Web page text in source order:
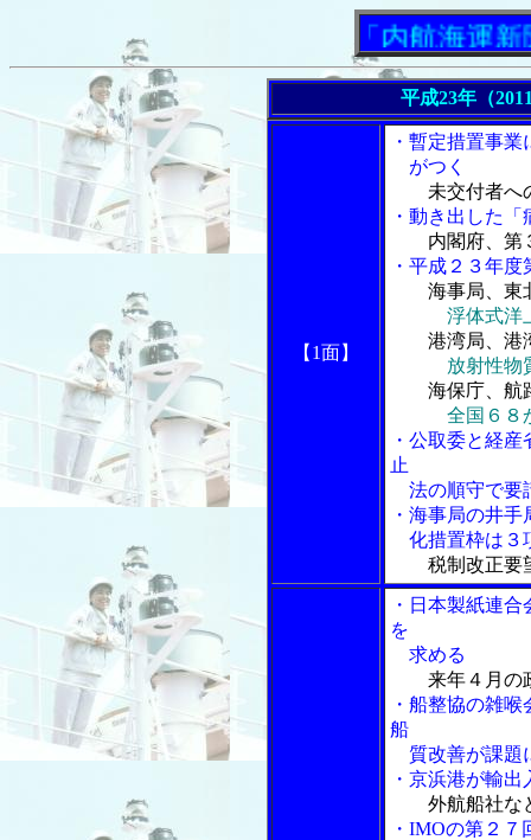
「内航海運新聞」
平成23年（
【1面】
・暫定措置事
がつく
未交付者へ
・動き出した
内閣府、第
・平成２３年
海事局、東
浮体式洋
港湾局、港
放射性物
海保庁、航
全国６８
・公取委と経
止
法の順守で要
・海事局の井
化措置枠は３
税制改正要
・日本製紙連
を
求める
来年４月の
・船整協の雑
船
質改善が課題
・京浜港が輸
外航船社な
・IMOの第２